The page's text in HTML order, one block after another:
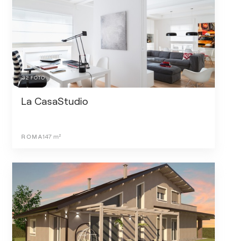
32FOTO
La CasaStudio
ROMA147 m²